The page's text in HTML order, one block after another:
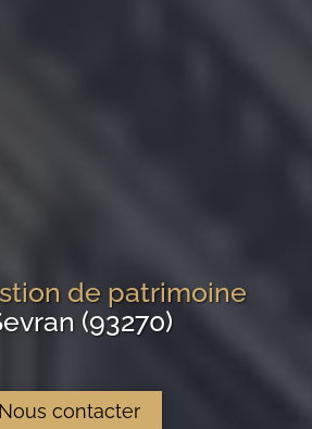
de patrimoine
(93270)
Nous contacter